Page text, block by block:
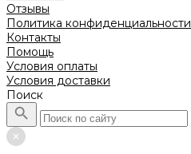
Отзывы
Политика конфиденциальности
Контакты
Помощь
Условия оплаты
Условия доставки
Поиск